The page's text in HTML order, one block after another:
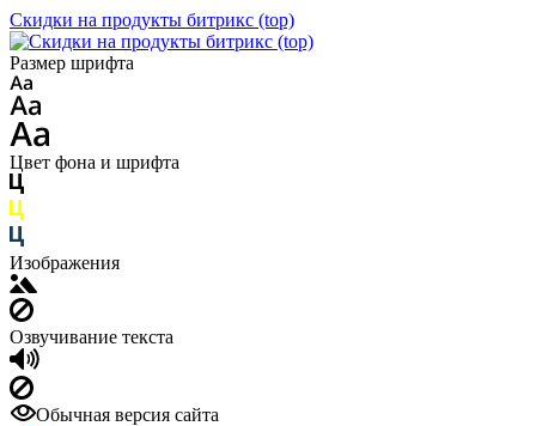
Скидки на продукты битрикс (top)
Размер шрифта
Цвет фона и шрифта
Изображения
Озвучивание текста
Обычная версия сайта